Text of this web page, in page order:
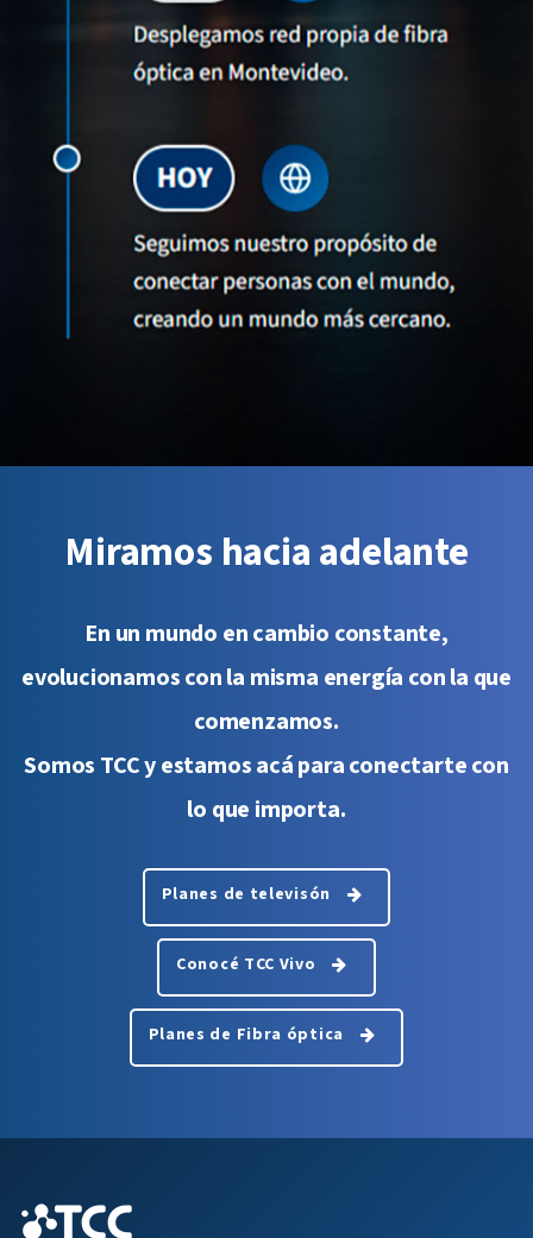
Miramos hacia adelante
En un mundo en cambio constante,
evolucionamos con la misma energía con la que
comenzamos.
Somos TCC y estamos acá para conectarte con
lo que importa.
Planes de televisón
Conocé TCC Vivo
Planes de Fibra óptica